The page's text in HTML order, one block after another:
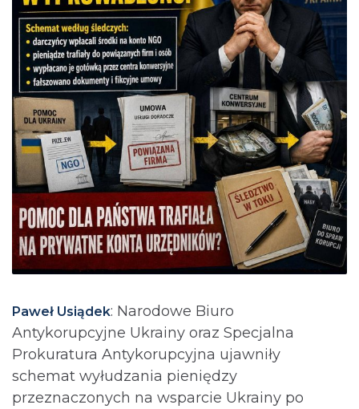
Paweł Usiądek: Narodowe Biuro
Antykorupcyjne Ukrainy oraz Specjalna
Prokuratura Antykorupcyjna ujawniły
schemat wyłudzania pieniędzy
przeznaczonych na wsparcie Ukrainy po